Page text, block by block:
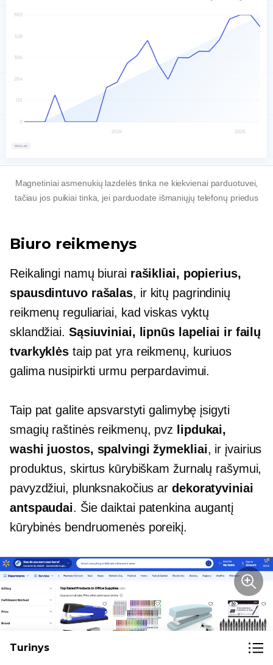
Magnetiniai asmenukių lazdelės tinka ne kiekvienai parduotuvei,
tačiau jos puikiai tinka, jei parduodate išmaniųjų telefonų priedus
Biuro reikmenys
Reikalingi namų biurai rašikliai, popierius,
spausdintuvo rašalas, ir kitų pagrindinių
reikmenų reguliariai, kad viskas vyktų
sklandžiai. Sąsiuviniai, lipnūs lapeliai ir failų
tvarkyklės taip pat yra reikmenų, kuriuos
galima nusipirkti urmu perpardavimui.
Taip pat galite apsvarstyti galimybę įsigyti
smagių raštinės reikmenų, pvz
lipdukai,
washi juostos, spalvingi žymekliai, ir įvairius
produktus, skirtus kūrybiškam žurnalų rašymui,
pavyzdžiui, plunksnakočius ar dekoratyviniai
antspaudai. Šie daiktai patenkina augantį
kūrybinės bendruomenės poreikį.
Turinys